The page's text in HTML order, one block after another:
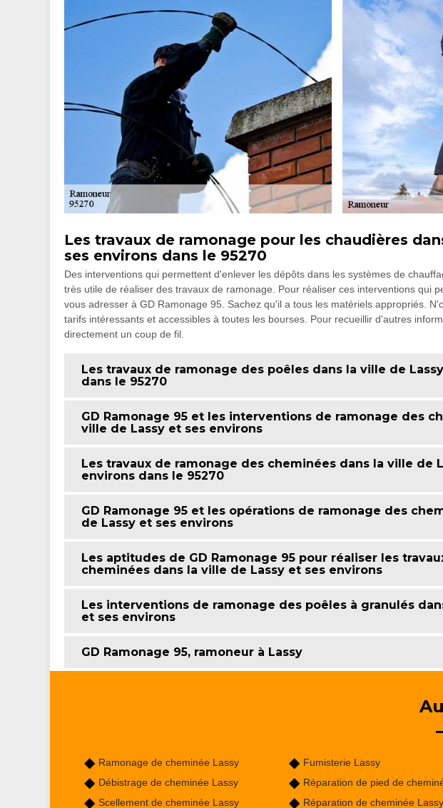
Les travaux de ramonage pour les chaudières
ses environs dans le 95270
Des interventions qui permettent d'enlever les dépôts dans les systèmes de
très utile de réaliser des travaux de ramonage. Pour réaliser ces interventions qui
vous adresser à GD Ramonage 95. Sachez qu'il a tous les matériels appropriés.
tarifs intéressants et accessibles à toutes les bourses. Pour recueillir d'autres
directement un coup de fil.
Les travaux de ramonage des poêles dans la ville de
dans le 95270
GD Ramonage 95 et les interventions de ramonage des
ville de Lassy et ses environs
Les travaux de ramonage des cheminées dans la ville de
environs dans le 95270
GD Ramonage 95 et les opérations de ramonage des
de Lassy et ses environs
Les aptitudes de GD Ramonage 95 pour réaliser les
cheminées dans la ville de Lassy et ses environs
Les interventions de ramonage des poêles à granulés
et ses environs
GD Ramonage 95, ramoneur à Lassy
Ramonage de cheminée Lassy
Débistrage de cheminée Lassy
Scellement de cheminée Lassy
Fumisterie Lassy
Réparation de pied de
Réparation de cheminée Lassy